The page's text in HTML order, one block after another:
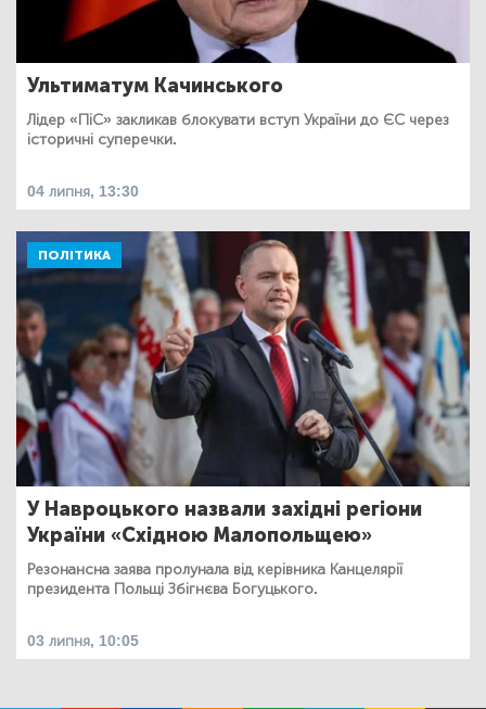
Ультиматум Качинського
Лідер «ПіС» закликав блокувати вступ України до ЄС через
історичні суперечки.
04 липня, 13:30
ПОЛІТИКА
У Навроцького назвали західні регіони
України «Східною Малопольщею»
Резонансна заява пролунала від керівника Канцелярії
президента Польщі Збігнєва Богуцького.
03 липня, 10:05